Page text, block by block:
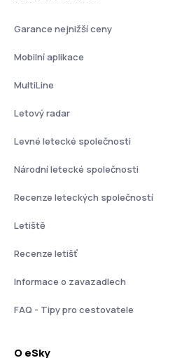
Garance nejnižší ceny
Mobilní aplikace
MultiLine
Letový radar
Levné letecké společnosti
Národní letecké společnosti
Recenze leteckých společností
Letiště
Recenze letišť
Informace o zavazadlech
FAQ - Tipy pro cestovatele
O eSky